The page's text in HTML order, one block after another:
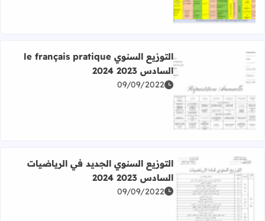
اقرأ المزيد عن التوزيع السنوي le français pratique السادس 2023 2024
التوزيع السنوي le français pratique
السادس 2023 2024
09/09/2022
اقرأ المزيد عن التوزيع السنوي الجديد في الرياضيات السادس 2023
التوزيع السنوي الجديد في الرياضيات
السادس 2023 2024
09/09/2022